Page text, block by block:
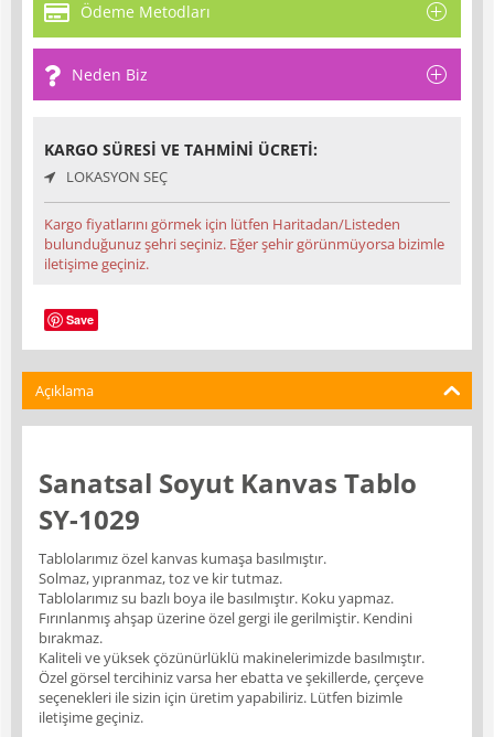
Ödeme Metodları
Neden Biz
KARGO SÜRESI VE TAHMINI ÜCRETI:
LOKASYON SEÇ
Kargo fiyatlarını görmek için lütfen Haritadan/Listeden
bulunduğunuz şehri seçiniz. Eğer şehir görünmüyorsa bizimle
iletişime geçiniz.
Save
Açıklama
Sanatsal Soyut Kanvas Tablo
SY-1029
Tablolarımız özel kanvas kumaşa basılmıştır.
Solmaz, yıpranmaz, toz ve kir tutmaz.
Tablolarımız su bazlı boya ile basılmıştır. Koku yapmaz.
Fırınlanmış ahşap üzerine özel gergi ile gerilmiştir. Kendini
bırakmaz.
Kaliteli ve yüksek çözünürlüklü makinelerimizde basılmıştır.
Özel görsel tercihiniz varsa her ebatta ve şekillerde, çerçeve
seçenekleri ile sizin için üretim yapabiliriz. Lütfen bizimle
iletişime geçiniz.